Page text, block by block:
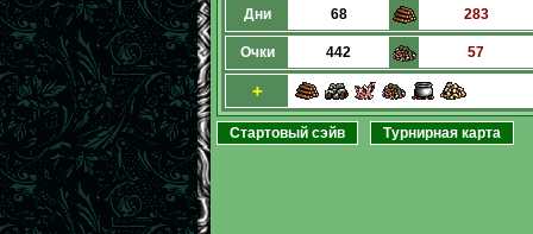
Дни 68 283
Очки 442 57
+
Стартовый сэйв Турнирная карта